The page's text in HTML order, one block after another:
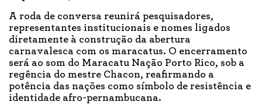
A roda de conversa reunirá pesquisadores,
representantes institucionais e nomes ligados
diretamente à construção da abertura
carnavalesca com os maracatus. O encerramento
será ao som do Maracatu Nação Porto Rico, sob a
regência do mestre Chacon, reafirmando a
potência das nações como símbolo de resistência e
identidade afro-pernambucana.